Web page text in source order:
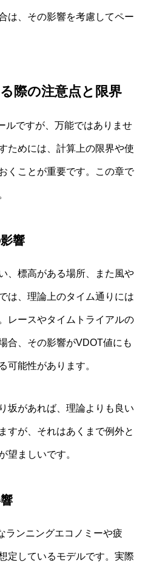
は、その影響を考慮してペー
際の注意点と限界
ルですが、万能ではありませ
ためには、計算上の限界や使
くことが重要です。この章で
響
、標高がある場所、また風や
は、理論上のタイム通りには
レースやタイムトライアルの
合、その影響がVDOT値にも
可能性があります。
坂があれば、理論よりも良い
すが、それはあくまで例外と
望ましいです。
ランニングエコノミーや疲
定しているモデルです。実際